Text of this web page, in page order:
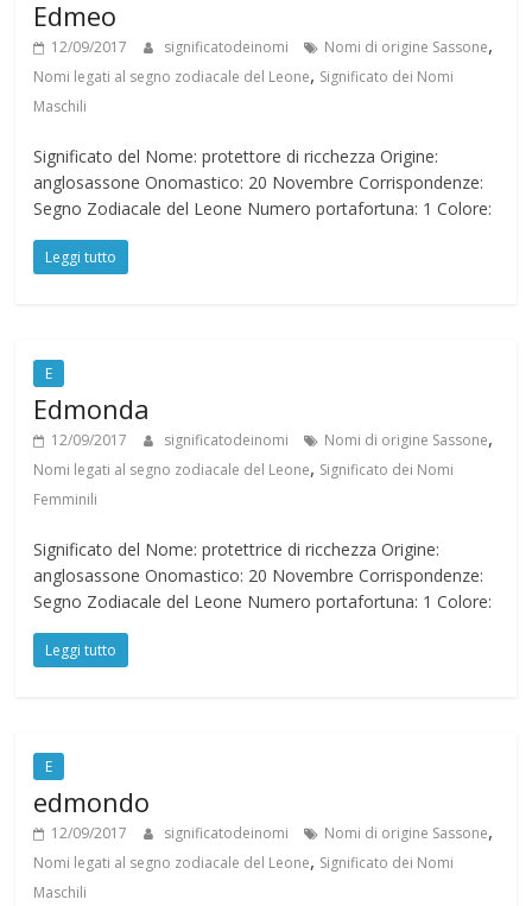
Edmeo
12/09/2017 significatodeinomi Nomi di origine Sassone,
Nomi legati al segno zodiacale del Leone, Significato dei Nomi
Maschili
Significato del Nome: protettore di ricchezza Origine:
anglosassone Onomastico: 20 Novembre Corrispondenze:
Segno Zodiacale del Leone Numero portafortuna: 1 Colore:
Leggi tutto
E
Edmonda
12/09/2017 significatodeinomi Nomi di origine Sassone,
Nomi legati al segno zodiacale del Leone, Significato dei Nomi
Femminili
Significato del Nome: protettrice di ricchezza Origine:
anglosassone Onomastico: 20 Novembre Corrispondenze:
Segno Zodiacale del Leone Numero portafortuna: 1 Colore:
Leggi tutto
E
edmondo
12/09/2017 significatodeinomi Nomi di origine Sassone,
Nomi legati al segno zodiacale del Leone, Significato dei Nomi
Maschili